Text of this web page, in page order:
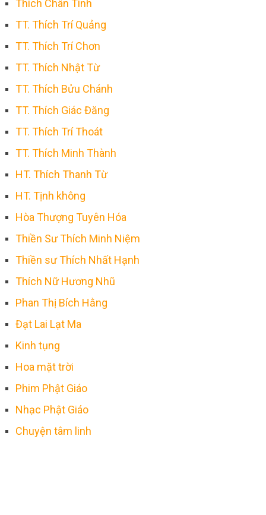
Thích Chân Tính
TT. Thích Trí Quảng
TT. Thích Trí Chơn
TT. Thích Nhật Từ
TT. Thích Bửu Chánh
TT. Thích Giác Đăng
TT. Thích Trí Thoát
TT. Thích Minh Thành
HT. Thích Thanh Từ
HT. Tịnh không
Hòa Thượng Tuyên Hóa
Thiền Sư Thích Minh Niệm
Thiền sư Thích Nhất Hạnh
Thích Nữ Hương Nhũ
Phan Thị Bích Hằng
Đạt Lai Lạt Ma
Kinh tụng
Hoa mặt trời
Phim Phật Giáo
Nhạc Phật Giáo
Chuyện tâm linh